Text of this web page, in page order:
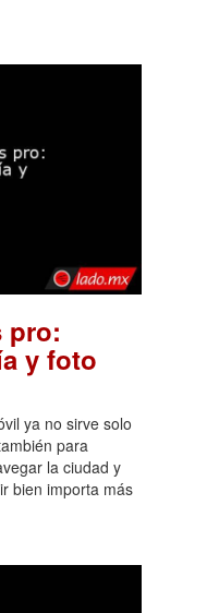
pro:
y foto
ya no sirve solo
para
la ciudad y
bien importa más